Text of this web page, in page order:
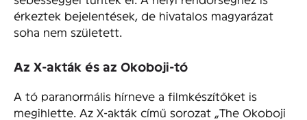
érkeztek bejelentések, de hivatalos magyarázat
soha nem született.
Az X-akták és az Okoboji-tó
A tó paranormális hírneve a filmkészítőket is
megihlette. Az X-akták című sorozat „The Okoboji